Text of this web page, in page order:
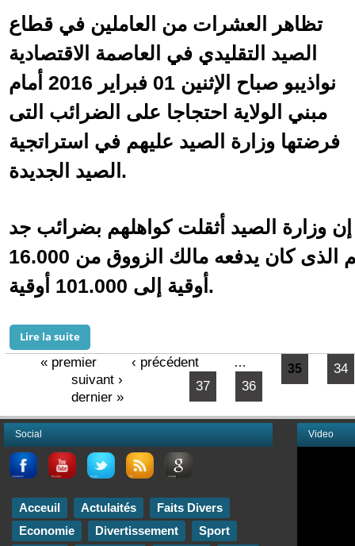
تظاهر العشرات من العاملين في قطاع
الصيد التقليدي في العاصمة الاقتصادية
نواذيبو صباح الإثنين 01 فبراير 2016 أمام
مبني الولاية احتجاجا على الضرائب التى
فرضتها وزارة الصيد عليهم في استراتجية
الصيد الجديدة.
وزارة الصيد أثقلت كواهلهم بضرائب جد
رهيبة حيث قفز سعر الرسم الذى كان يدفعه مالك الزووق من 16.000
أوقية إلى 101.000 أوقية.
Lire la suite
Pages« premier ‹ précédent … 34
35
36
37
suivant ›
dernier »
Video
Social
Acceuil Actulaités
Faits Divers
Economie
Divertissement
Sport